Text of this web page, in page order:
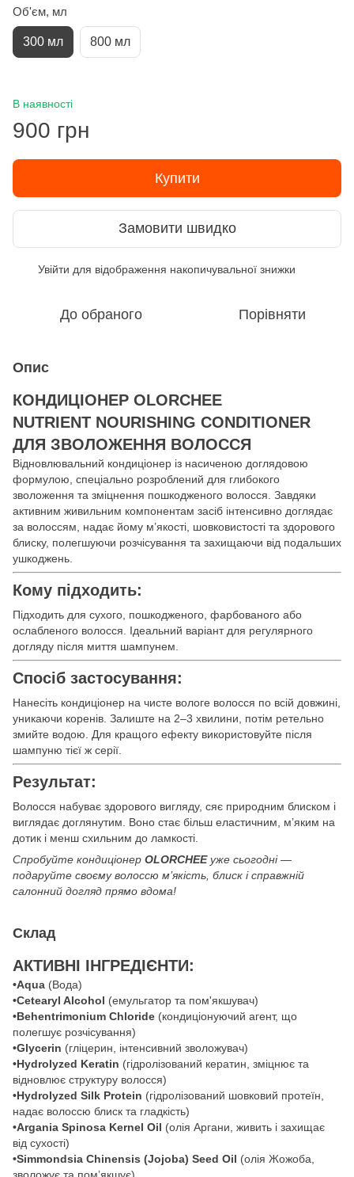
Об'єм, мл
300 мл 800 мл
В наявності
900 грн
Купити
Замовити швидко
Увійти для відображення накопичувальної знижки
До обраного Порівняти
Опис
КОНДИЦІОНЕР OLORCHEE
NUTRIENT NOURISHING CONDITIONER
ДЛЯ ЗВОЛОЖЕННЯ ВОЛОССЯ
Відновлювальний кондиціонер із насиченою доглядовою
формулою, спеціально розроблений для глибокого
зволоження та зміцнення пошкодженого волосся. Завдяки
активним живильним компонентам засіб інтенсивно доглядає
за волоссям, надає йому м’якості, шовковистості та здорового
блиску, полегшуючи розчісування та захищаючи від подальших
ушкоджень.
Кому підходить:
Підходить для сухого, пошкодженого, фарбованого або
ослабленого волосся. Ідеальний варіант для регулярного
догляду після миття шампунем.
Спосіб застосування:
Нанесіть кондиціонер на чисте вологе волосся по всій довжині,
уникаючи коренів. Залиште на 2–3 хвилини, потім ретельно
змийте водою. Для кращого ефекту використовуйте після
шампуню тієї ж серії.
Результат:
Волосся набуває здорового вигляду, сяє природним блиском і
виглядає доглянутим. Воно стає більш еластичним, м’яким на
дотик і менш схильним до ламкості.
Спробуйте кондиціонер OLORCHEEуже сьогодні —
подаруйте своєму волоссю м’якість, блиск і справжній
салонний догляд прямо вдома!
Склад
АКТИВНІ ІНГРЕДІЄНТИ:
• Aqua (Вода)
•Cetearyl Alcohol (емульгатор та пом'якшувач)
•Behentrimonium Chloride (кондиціонуючий агент, що
полегшує розчісування)
• Glycerin (гліцерин, інтенсивний зволожувач)
• Hydrolyzed Keratin (гідролізований кератин, зміцнює та
відновлює структуру волосся)
• Hydrolyzed Silk Protein (гідролізований шовковий протеїн,
надає волоссю блиск та гладкість)
• Argania Spinosa Kernel Oil (олія Аргани, живить і захищає
від сухості)
• Simmondsia Chinensis (Jojoba) Seed Oil (олія Жожоба,
зволожує та помʼякшує)